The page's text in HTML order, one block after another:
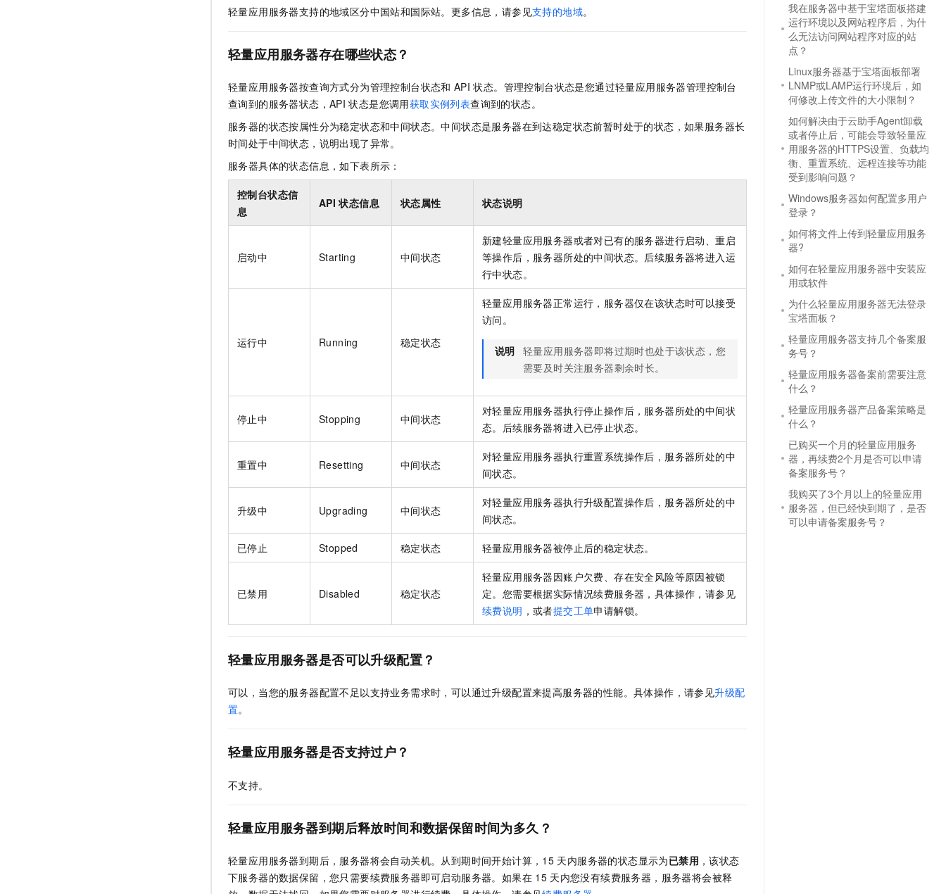
轻量应用服务器支持的地域区分中国站和国际站。更多信息，请参见支持的地域。
轻量应用服务器存在哪些状态？
轻量应用服务器按查询方式分为管理控制台状态和 API 状态。管理控制台状态是您通过轻量应用服务器管理控制台
查询到的服务器状态，API 状态是您调用获取实例列表查询到的状态。
服务器的状态按属性分为稳定状态和中间状态。中间状态是服务器在到达稳定状态前暂时处于的状态，如果服务器长
时间处于中间状态，说明出现了异常。
服务器具体的状态信息，如下表所示：
控制台状态信
息
API 状态信息 状态属性 状态说明
启动中 Starting 中间状态
新建轻量应用服务器或者对已有的服务器进行启动、重启
等操作后，服务器所处的中间状态。后续服务器将进入运
行中状态。
运行中 Running 稳定状态
轻量应用服务器正常运行，服务器仅在该状态时可以接受
访问。
说明 轻量应用服务器即将过期时也处于该状态，您
需要及时关注服务器剩余时长。
停止中 Stopping 中间状态
对轻量应用服务器执行停止操作后，服务器所处的中间状
态。后续服务器将进入已停止状态。
重置中 Resetting 中间状态
对轻量应用服务器执行重置系统操作后，服务器所处的中
间状态。
升级中 Upgrading 中间状态
对轻量应用服务器执行升级配置操作后，服务器所处的中
间状态。
已停止 Stopped 稳定状态 轻量应用服务器被停止后的稳定状态。
已禁用 Disabled 稳定状态
轻量应用服务器因账户欠费、存在安全风险等原因被锁
定。您需要根据实际情况续费服务器，具体操作，请参见
续费说明 ，或者提交工单申请解锁。
轻量应用服务器是否可以升级配置？
可以，当您的服务器配置不足以支持业务需求时，可以通过升级配置来提高服务器的性能。具体操作，请参见升级配
置。
轻量应用服务器是否支持过户？
不支持。
轻量应用服务器到期后释放时间和数据保留时间为多久？
轻量应用服务器到期后，服务器将会自动关机。从到期时间开始计算，15 天内服务器的状态显示为已禁用 ，该状态
下服务器的数据保留，您只需要续费服务器即可启动服务器。如果在 15 天内您没有续费服务器，服务器将会被释
我在服务器中基于宝塔面板搭建
运行环境以及网站程序后，为什
么无法访问网站程序对应的站
点？
Linux服务器基于宝塔面板部署
LNMP或LAMP运行环境后，如
何修改上传文件的大小限制？
如何解决由于云助手Agent卸载
或者停止后，可能会导致轻量应
用服务器的HTTPS设置、负载均
衡、重置系统、远程连接等功能
受到影响问题？
Windows服务器如何配置多用户
登录？
如何将文件上传到轻量应用服务
器?
如何在轻量应用服务器中安装应
用或软件
为什么轻量应用服务器无法登录
宝塔面板？
轻量应用服务器支持几个备案服
务号？
轻量应用服务器备案前需要注意
什么？
轻量应用服务器产品备案策略是
什么？
已购买一个月的轻量应用服务
器，再续费2个月是否可以申请
备案服务号？
我购买了3个月以上的轻量应用
服务器，但已经快到期了，是否
可以申请备案服务号？